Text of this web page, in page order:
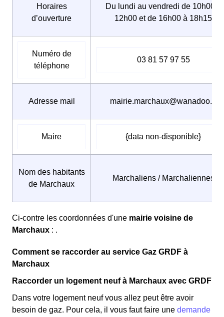
Horaires
d’ouverture
Du lundi au vendredi de 10h00 à
12h00 et de 16h00 à 18h15
Numéro de
téléphone
03 81 57 97 55
Adresse mail mairie.marchaux@wanadoo.fr
Maire {data non-disponible}
Nom des habitants
de Marchaux
Marchaliens / Marchaliennes
Ci-contre les coordonnées d'une mairie voisine de
Marchaux : .
Comment se raccorder au service Gaz GRDF à
Marchaux
Raccorder un logement neuf à Marchaux avec GRDF
Dans votre logement neuf vous allez peut être avoir
besoin de gaz. Pour cela, il vous faut faire une demande